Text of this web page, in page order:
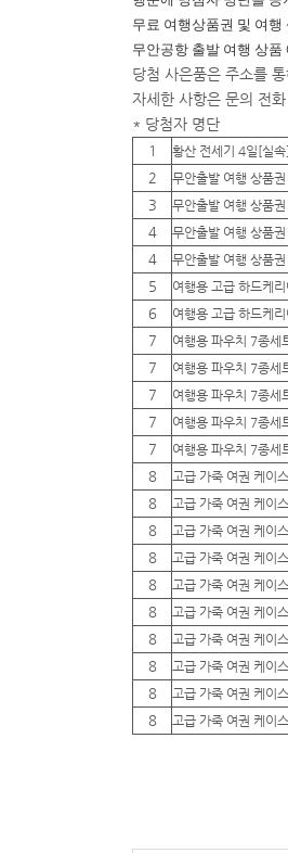
무료 여행상품권 및 여행
무안공항 출발 여행 상
당첨 사은품은 주소를
자세한 사항은 문의 전
* 당첨자 명단
1 황산 전세기 4일[실
2
무안출발 여행 상품
3
무안출발 여행 상품
4
무안출발 여행 상품
4
무안출발 여행 상품
5
여행용 고급 하드케
6
여행용 고급 하드케
7
여행용 파우치 7종세
7
여행용 파우치 7종세
7
여행용 파우치 7종세
7
여행용 파우치 7종세
7
여행용 파우치 7종세
8
고급 가죽 여권 케이
8
고급 가죽 여권 케이
8
고급 가죽 여권 케이
8
고급 가죽 여권 케이
8
고급 가죽 여권 케이
8
고급 가죽 여권 케이
8
고급 가죽 여권 케이
8
고급 가죽 여권 케이
8
고급 가죽 여권 케이
8
고급 가죽 여권 케이